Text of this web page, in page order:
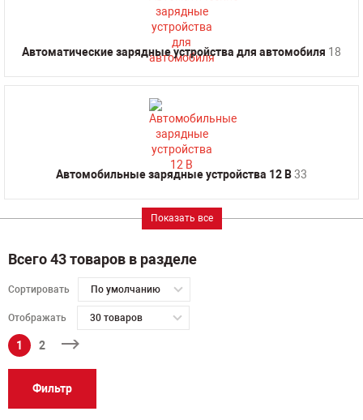
Автоматические зарядные устройства для автомобиля 18
Автомобильные зарядные устройства 12 В33
Показать все
Всего 43 товаров в разделе
Сортировать По умолчанию
Отображать 30 товаров
1 2
Фильтр